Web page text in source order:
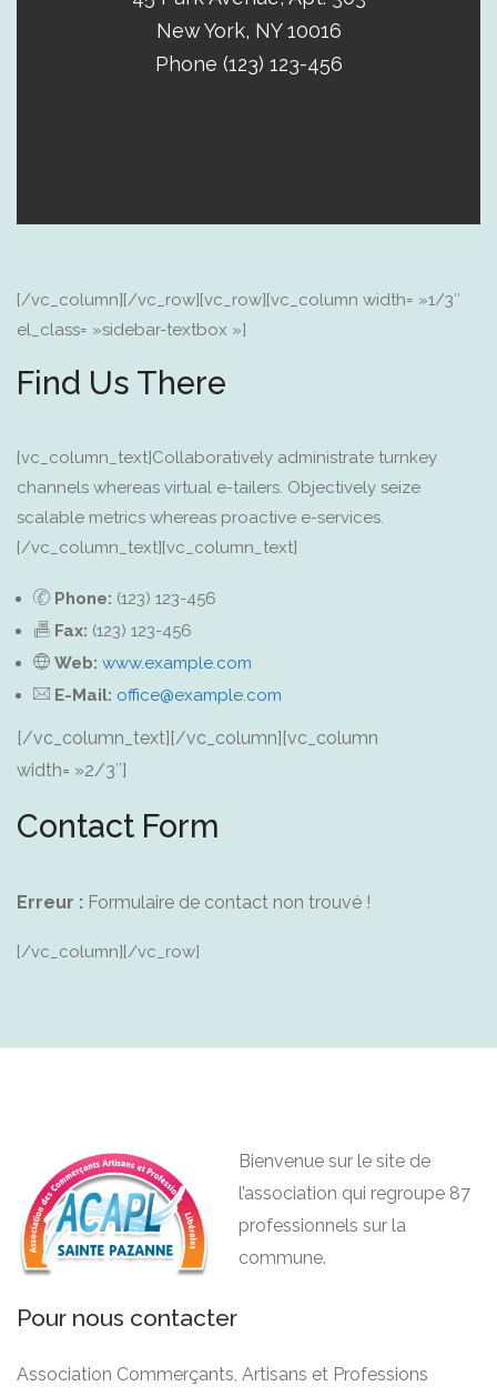
New York, NY 10016
Phone (123) 123-456
[/vc_column][/vc_row][vc_row][vc_column width= »1/3″
el_class= »sidebar-textbox »]
Find Us There
[vc_column_text]Collaboratively administrate turnkey
channels whereas virtual e-tailers. Objectively seize
scalable metrics whereas proactive e-services.
[/vc_column_text][vc_column_text]
Phone: (123) 123-456
Fax: (123) 123-456
Web: www.example.com
E-Mail: office@example.com
[/vc_column_text][/vc_column][vc_column
width= »2/3″]
Contact Form
Erreur : Formulaire de contact non trouvé !
[/vc_column][/vc_row]
Bienvenue sur le site de
l’association qui regroupe 87
professionnels sur la
commune.
Pour nous contacter
Association Commerçants, Artisans et Professions